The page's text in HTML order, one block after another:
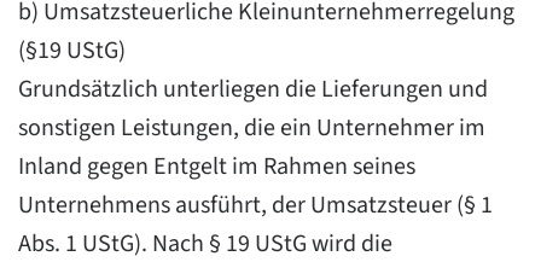
b) Umsatzsteuerliche Kleinunternehmerregelung
(§19 UStG)
Grundsätzlich unterliegen die Lieferungen und
sonstigen Leistungen, die ein Unternehmer im
Inland gegen Entgelt im Rahmen seines
Unternehmens ausführt, der Umsatzsteuer (§ 1
Abs. 1 UStG). Nach § 19 UStG wird die